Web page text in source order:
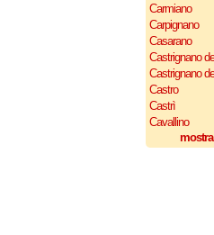
Carmiano
Carpignano
Casarano
Castrignano
Castrignano
Castro
Castrì
Cavallino
mostra